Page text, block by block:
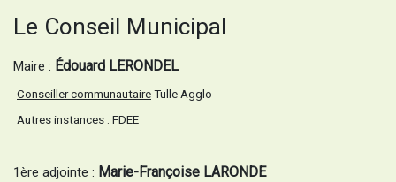
Le Conseil Municipal
Maire : Édouard LERONDEL
Conseiller communautaire Tulle Agglo
Autres instances : FDEE
1ère adjointe : Marie-Françoise LARONDE